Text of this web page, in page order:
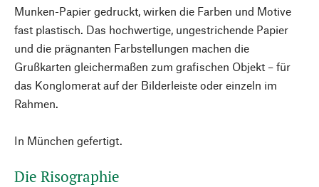
Munken-Papier gedruckt, wirken die Farben und Motive
fast plastisch. Das hochwertige, ungestrichende Papier
und die prägnanten Farbstellungen machen die
Grußkarten gleichermaßen zum grafischen Objekt – für
das Konglomerat auf der Bilderleiste oder einzeln im
Rahmen.
In München gefertigt.
Die Risographie